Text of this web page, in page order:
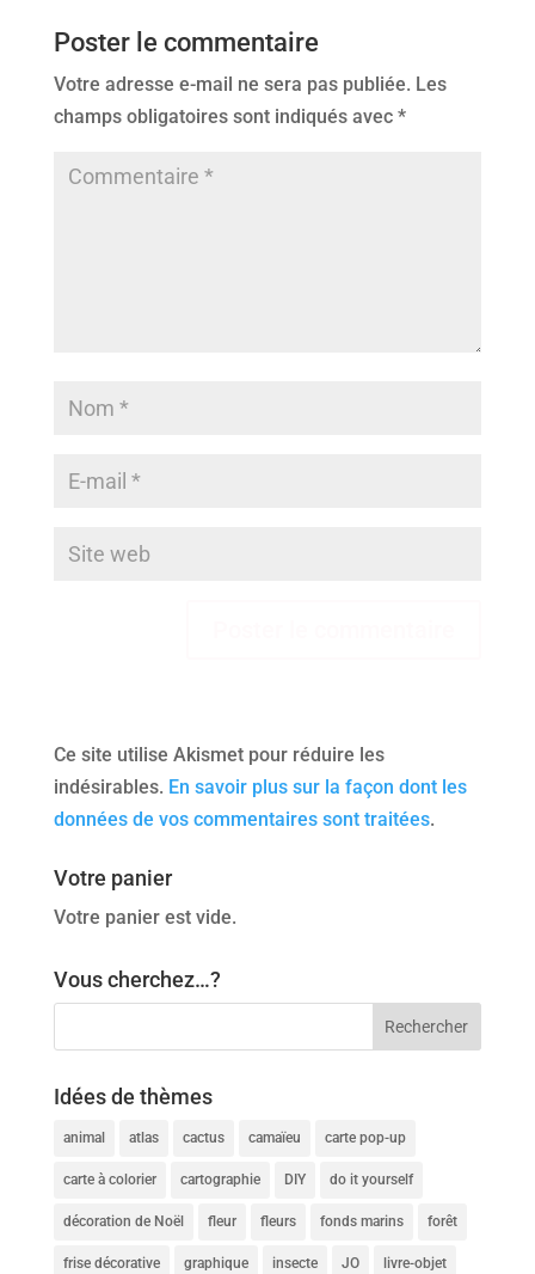
Poster le commentaire
Votre adresse e-mail ne sera pas publiée. Les
champs obligatoires sont indiqués avec *
Ce site utilise Akismet pour réduire les
indésirables. En savoir plus sur la façon dont les
données de vos commentaires sont traitées.
Votre panier
Votre panier est vide.
Vous cherchez…?
Idées de thèmes
animal atlas cactus camaïeu carte pop-up
carte à colorier cartographie DIY do it yourself
décoration de Noël fleur fleurs fonds marins forêt
frise décorative graphique insecte JO livre-objet